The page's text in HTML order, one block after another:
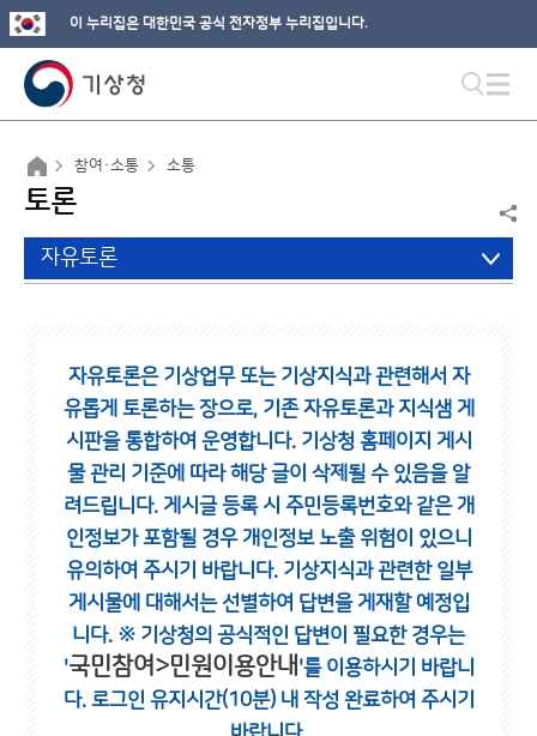
이 누리집은 대한민국 공식 전자정부 누리집입니다.
참여·소통 소통
토론
자유토론
자유토론은 기상업무 또는 기상지식과 관련해서 자
유롭게 토론하는 장으로, 기존 자유토론과 지식샘 게
시판을 통합하여 운영합니다. 기상청 홈페이지 게시
물 관리 기준에 따라 해당 글이 삭제될 수 있음을 알
려드립니다. 게시글 등록 시 주민등록번호와 같은 개
인정보가 포함될 경우 개인정보 노출 위험이 있으니
유의하여 주시기 바랍니다. 기상지식과 관련한 일부
게시물에 대해서는 선별하여 답변을 게재할 예정입
니다. ※ 기상청의 공식적인 답변이 필요한 경우는
'국민참여>민원이용안내 '를 이용하시기 바랍니
다. 로그인 유지시간(10분) 내 작성 완료하여 주시기